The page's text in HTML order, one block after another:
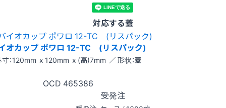
対応する蓋
オカップ ポワロ 12-TC (リスパック)
：120mm x 120mm x (高)7mm ／ 形状：蓋
OCD 465386
受発注